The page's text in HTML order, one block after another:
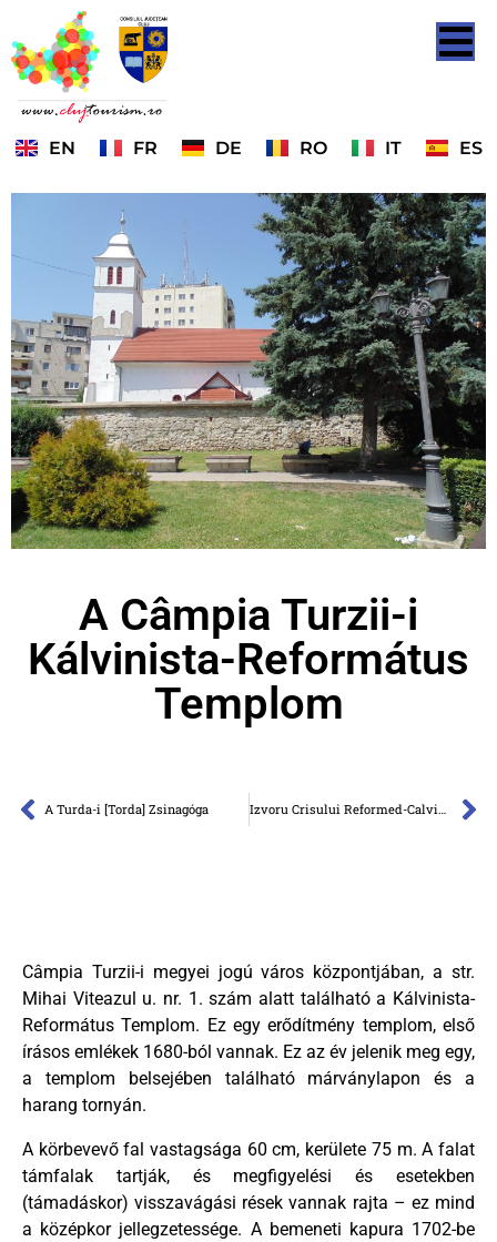
EN FR DE RO IT ES
A Câmpia Turzii-i
Kálvinista-Református
Templom
A Turda-i [Torda] Zsinagóga Izvoru Crisului Reformed-Calvinist Church
Câmpia Turzii-i megyei jogú város központjában, a str.
Mihai Viteazul u. nr. 1. szám alatt található a Kálvinista-
Református Templom. Ez egy erődítmény templom, első
írásos emlékek 1680-ból vannak. Ez az év jelenik meg egy,
a templom belsejében található márványlapon és a
harang tornyán.
A körbevevő fal vastagsága 60 cm, kerülete 75 m. A falat
támfalak tartják, és megfigyelési és esetekben
(támadáskor) visszavágási rések vannak rajta – ez mind
a középkor jellegzetessége. A bemeneti kapura 1702-be